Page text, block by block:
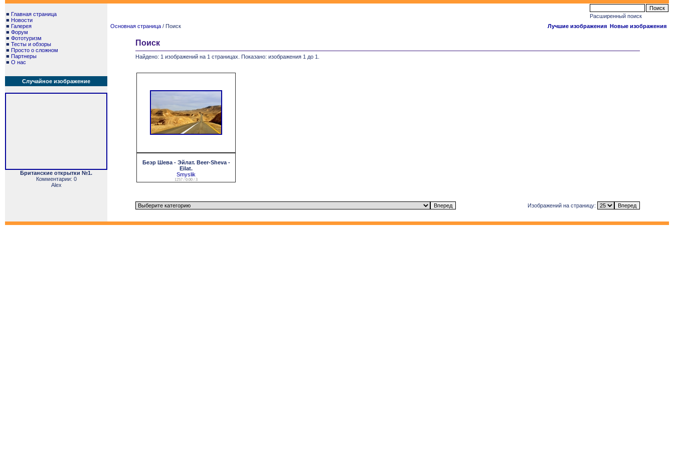
■ Главная страница
■ Новости
■ Галерея
■ Форум
■ Фототуризм
■ Тесты и обзоры
■ Просто о сложном
■ Партнеры
■ О нас
Случайное изображение
Британские открытки №1.
Комментарии: 0
Alex
Расширенный поиск
Основная страница / Поиск Лучшие изображения Новые изображения
Поиск
Найдено: 1 изображений на 1 страницах. Показано: изображения 1 до 1.
Беэр Шева - Эйлат. Beer-Sheva -
Eilat.
Smyslik
1257 / 0.00 / 3
Изображений на страницу: